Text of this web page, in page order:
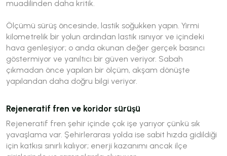
muadilinden daha kritik.
Ölçümü sürüş öncesinde, lastik soğukken yapın. Yirmi
kilometrelik bir yolun ardından lastik ısınıyor ve içindeki
hava genleşiyor; o anda okunan değer gerçek basıncı
göstermiyor ve yanıltıcı bir güven veriyor. Sabah
çıkmadan önce yapılan bir ölçüm, akşam dönüşte
yapılandan daha doğru bilgi veriyor.
Rejeneratif fren ve koridor sürüşü
Rejeneratif fren şehir içinde çok işe yarıyor çünkü sık
yavaşlama var. Şehirlerarası yolda ise sabit hızda gidildiği
için katkısı sınırlı kalıyor; enerji kazanımı ancak ilçe